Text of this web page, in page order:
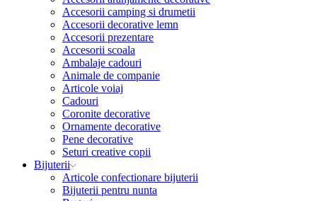
Accesorii camping si drumetii
Accesorii decorative lemn
Accesorii prezentare
Accesorii scoala
Ambalaje cadouri
Animale de companie
Articole voiaj
Cadouri
Coronite decorative
Ornamente decorative
Pene decorative
Seturi creative copii
Bijuterii
Articole confectionare bijuterii
Bijuterii pentru nunta